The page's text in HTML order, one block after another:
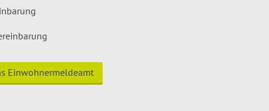
Einwohnermeldeamt